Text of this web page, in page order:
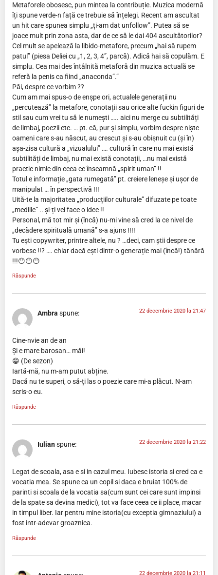
Metaforele obosesc, pun mintea la contribuție. Muzica modernă
îți spune verde-n față ce trebuie să înțelegi. Recent am ascultat
un hit care spunea simplu „ți-am dat unfollow”. Putea să se
joace mult prin zona asta, dar de ce să le dai 404 ascultătorilor?
Cel mult se apelează la libido-metafore, precum „hai să rupem
patul” (piesa Deliei cu „1, 2, 3, 4”, parcă). Adică hai să copulăm. E
simplu. Cea mai des întâlnită metaforă din muzica actuală se
referă la penis ca fiind „anaconda”.”
Păi, despre ce vorbim ??
Cum am mai spus-o de enșpe ori, actualele generații nu
„percutează” la metafore, conotații sau orice alte fuckin figuri de
stil sau cum vrei tu să le numești ….. aici nu merge cu subtilități
de limbaj, poezii etc. … pt. că, pur și simplu, vorbim despre niște
oameni care s-au născut, au crescut și s-au obișnuit cu (și în)
așa-zisa cultură a „vizualului” …. cultură în care nu mai există
subtilități de limbaj, nu mai există conotații, …nu mai există
practic nimic din ceea ce înseamnă „spirit uman” !!
Totul e informație „gata rumegată” pt. creiere leneșe și ușor de
manipulat … în perspectivă !!!
Uită-te la majoritatea „producțiilor culturale” difuzate pe toate
„mediile” .. și-ți vei face o idee !!
Personal, mă tot mir și (încă) nu-mi vine să cred la ce nivel de
„decădere spirituală umană” s-a ajuns !!!!
Tu ești copywriter, printre altele, nu ? …deci, cam știi despre ce
vorbesc !!? …. chiar dacă ești dintr-o generație mai (încă!) tânără
!!!😶😶😶
Răspunde
Ambra spune: 22 decembrie 2020 la 21:47
Cine-nvie an de an
Și e mare barosan… măi!
😁 (De sezon)
Iartă-mă, nu m-am putut abține.
Dacă nu te superi, o să-ți las o poezie care mi-a plăcut. N-am
scris-o eu.
Răspunde
Iulianspune: 22 decembrie 2020 la 21:22
Legat de scoala, asa e si in cazul meu. Iubesc istoria si cred ca e
vocatia mea. Se spune ca un copil si daca e bruiat 100% de
parinti si scoala de la vocatia sa(cum sunt cei care sunt impinsi
de la spate sa devina medici), tot va face ceea ce ii place, macar
in timpul liber. Iar pentru mine istoria(cu exceptia gimnaziului) a
fost intr-adevar groaznica.
Răspunde
22 decembrie 2020 la 21:11